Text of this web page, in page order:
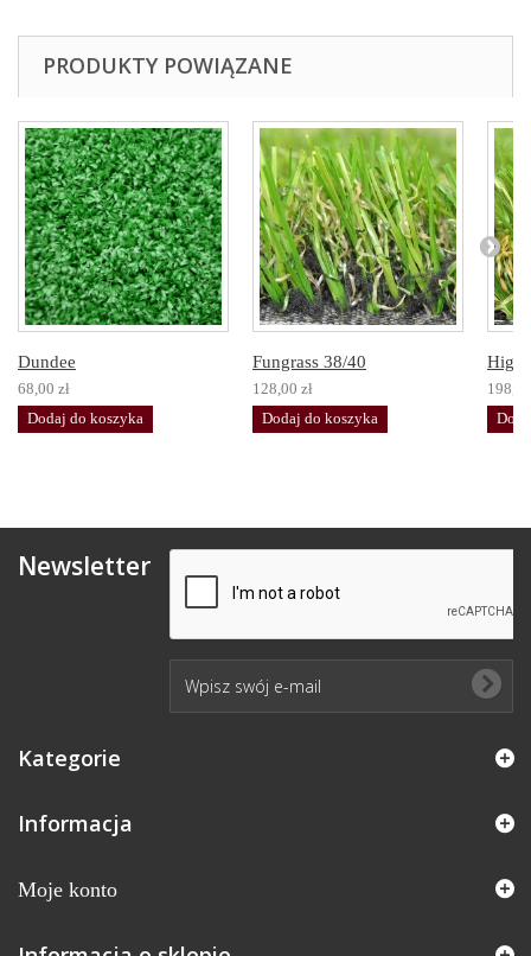
PRODUKTY POWIĄZANE
Dundee
68,00 zł
Dodaj do koszyka
Fungrass 38/40
128,00 zł
Dodaj do koszyka
Newsletter
Kategorie
Informacja
Moje konto